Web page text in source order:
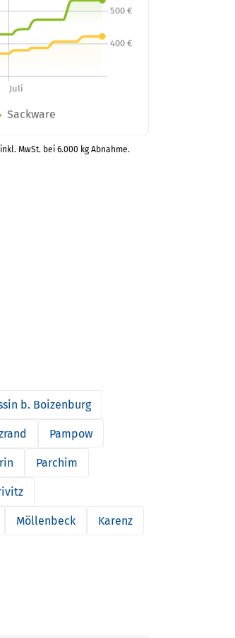
MwSt. bei 6.000 kg Abnahme.
b. Boizenburg
Pampow
Parchim
Möllenbeck Karenz